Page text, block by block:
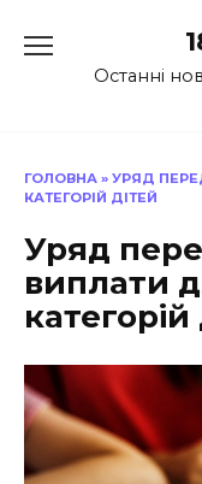
до
Останні
ГОЛОВНА » УРЯД
КАТЕГОРІЙ ДІТЕЙ
Уряд
виплати
категорій